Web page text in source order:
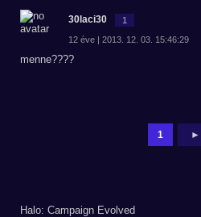
30laci30 1
12 éve | 2013. 12. 03. 15:46:29
menne????
1 ►
Halo: Campaign Evolved